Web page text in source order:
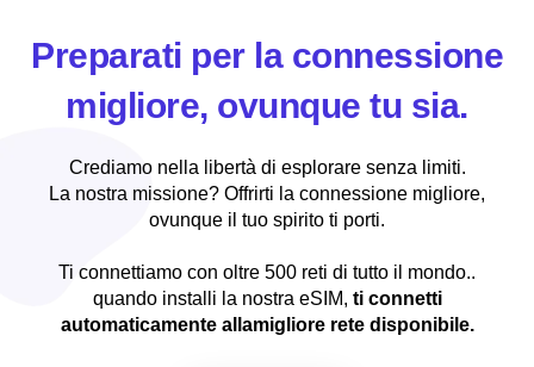
Preparati per la connessione
migliore, ovunque tu sia.
Crediamo nella libertà di esplorare senza limiti.
La nostra missione? Offrirti la connessione migliore,
ovunque il tuo spirito ti porti.
Ti connettiamo con oltre 500 reti di tutto il mondo..
quando installi la nostra eSIM, ti connetti
automaticamente allamigliore rete disponibile.